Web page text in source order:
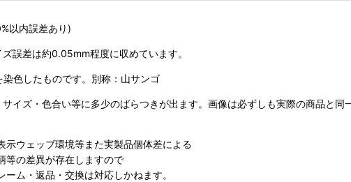
以内誤差あり)
誤差は約0.05mm程度に収めています。
色したものです。別称：山サンゴ
イズ・色合い等に多少のばらつきが出ます。画像は必ずしも実際の商品と同
示ウェッブ環境等また実製品個体差による
等の差異が存在しますので
ム・返品・交換は対応しかねます。